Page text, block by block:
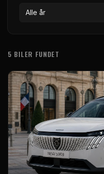
Alle år
5 BILER FUNDET
Bilmodeller